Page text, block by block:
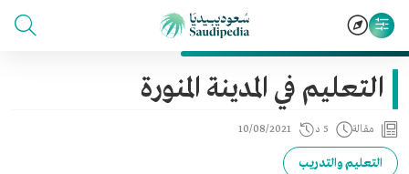
التعليم في المدينة المنورة
مقالة 5 د 10/08/2021
التعليم والتدريب